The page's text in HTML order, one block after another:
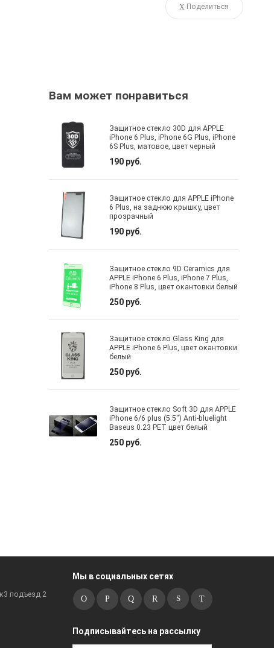
Поделиться
Вам может понравиться
Защитное стекло 30D для APPLE
iPhone 6 Plus, iPhone 6G Plus, iPhone
6S Plus, матовое, цвет черный
190 руб.
Защитное стекло для APPLE iPhone
6 Plus, на заднюю крышку, цвет
прозрачный
190 руб.
Защитное стекло 9D Ceramics для
APPLE iPhone 6 Plus, iPhone 7 Plus,
iPhone 8 Plus, цвет окантовки белый
250 руб.
Защитное стекло Glass King для
APPLE iPhone 6 Plus, цвет окантовки
белый
250 руб.
Защитное стекло Soft 3D для APPLE
iPhone 6/6 plus (5.5") Anti-bluelight
Baseus 0.23 PET цвет белый
250 руб.
подъезд 2
Мы в социальных сетях
Подписывайтесь на рассылку